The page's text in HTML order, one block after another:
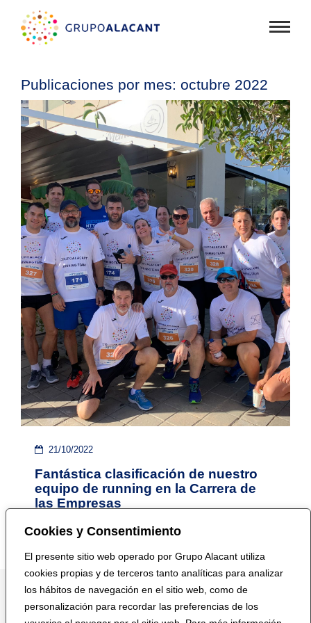
Cookies y Consentimiento
El presente sitio web operado por Grupo Alacant utiliza
cookies propias y de terceros tanto analíticas para analizar
los hábitos de navegación en el sitio web, como de
personalización para recordar las preferencias de los
Publicaciones por mes: octubre 2022
21/10/2022
Fantástica clasificación de nuestro
equipo de running en la Carrera de
las Empresas